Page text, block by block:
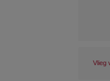
Vlieg